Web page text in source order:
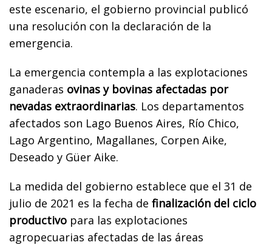
este escenario, el gobierno provincial publicó
una resolución con la declaración de la
emergencia.
La emergencia contempla a las explotaciones
ganaderas ovinas y bovinas afectadas por
nevadas extraordinarias. Los departamentos
afectados son Lago Buenos Aires, Río Chico,
Lago Argentino, Magallanes, Corpen Aike,
Deseado y Güer Aike.
La medida del gobierno establece que el 31 de
julio de 2021 es la fecha de finalización del ciclo
productivo para las explotaciones
agropecuarias afectadas de las áreas